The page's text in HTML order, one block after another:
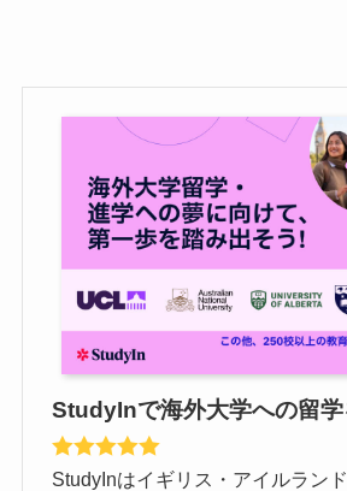
StudyInで海外大学への留学
StudyInはイギリス・アイルラン